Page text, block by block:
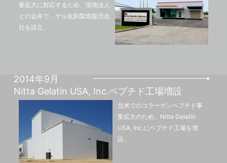
要拡大に対応するため、現地法人
との合弁で、ゲル化剤製造販売会
社を設立。
2014年9月
Nitta Gelatin USA, Inc.ペプチド工場増設
北米でのコラーゲンペプチド事
業拡大のため、Nitta Gelatin
USA, Inc.にペプチド工場を増
設。